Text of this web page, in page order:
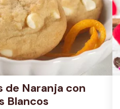
de Naranja con
Blancos